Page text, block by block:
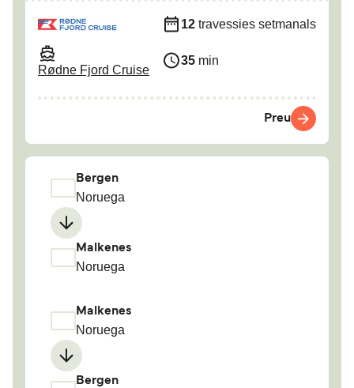
Rødne Fjord Cruise
12 travessies setmanals
35 min
Preu
Bergen
Noruega
Malkenes
Noruega
Malkenes
Noruega
Bergen